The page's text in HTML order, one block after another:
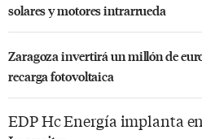
solares y motores intrarrueda
Zaragoza invertirá un millón de
recarga fotovoltaica
EDP Hc Energía implanta